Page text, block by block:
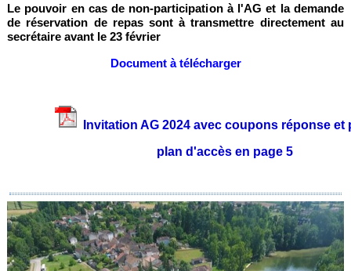
Le pouvoir en cas de non-participation à l'AG et la demande
de réservation de repas sont à transmettre directement au
secrétaire avant le 23 février
Document à télécharger
Invitation AG 2024 avec coupons réponse et
plan d'accès en page 5